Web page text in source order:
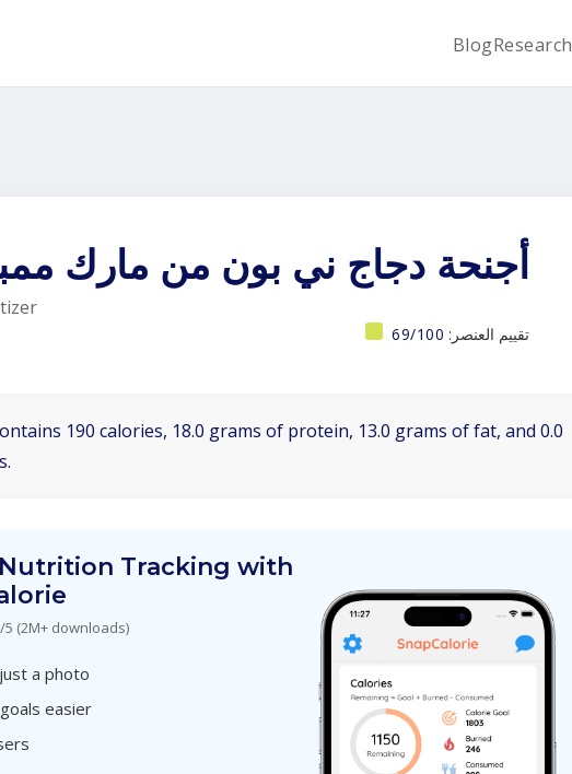
BlogResearch
أجنحة دجاج ني بون من مارك
تقييم العنصر: 69/100
190 calories, 18.0 grams of protein, 13.0 grams of fat, and 0.0
Tracking with
5 (2M+ downloads)
a photo
easier